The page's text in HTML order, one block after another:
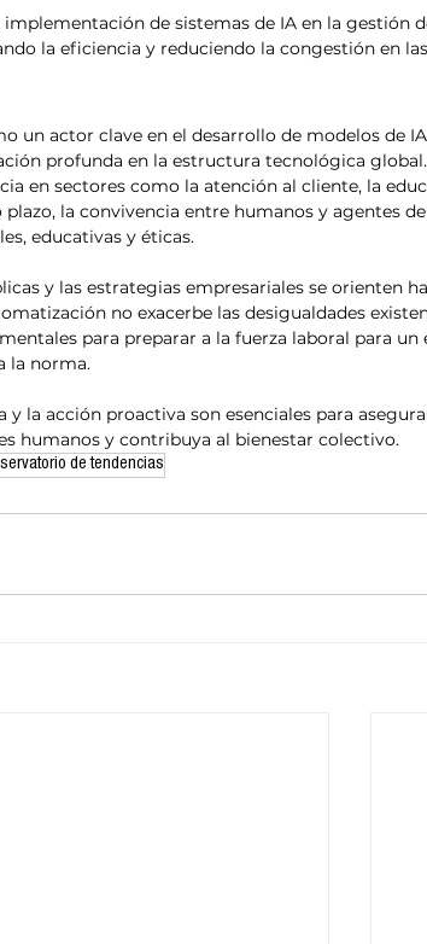
implementación de sistemas de IA en la gestión
la eficiencia y reduciendo la congestión en
un actor clave en el desarrollo de modelos de
profunda en la estructura tecnológica
en sectores como la atención al cliente, la
la convivencia entre humanos y agentes
educativas y éticas.​
y las estrategias empresariales se orienten
no exacerbe las desigualdades
para preparar a la fuerza laboral para un
la norma.​
y la acción proactiva son esenciales para
humanos y contribuya al bienestar colectivo.​
de tendencias